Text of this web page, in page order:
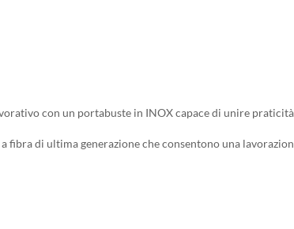
con un portabuste in INOX capace di unire praticità
di ultima generazione che consentono una